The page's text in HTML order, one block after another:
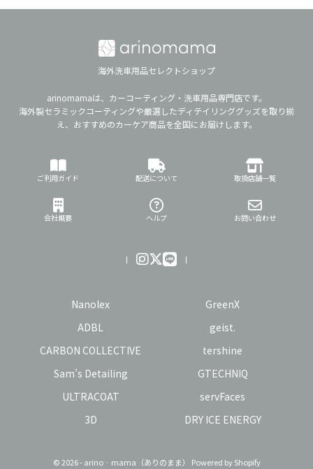
海外洗車用品セレクトショップ
arinomamaは、カーコーティング・洗車用品専門店です。
海外製セラミックコーティングや厳選したディテイリンググッズを取り揃
え、おすすめのカーケア商品を全国にお届けします。
ご利用ガイド 配送について 取扱店舗一覧
会社概要 ヘルプ お問い合わせ
Nanolex
GreenX
ADBL
geist.
CARBON COLLECTIVE
tershine
Sam’s Detailing
GTECHNIQ
ULTRACOAT
servFaces
3D
DRY ICE ENERGY
© 2026 - arino‐mama（ありのまま） Powered by Shopify